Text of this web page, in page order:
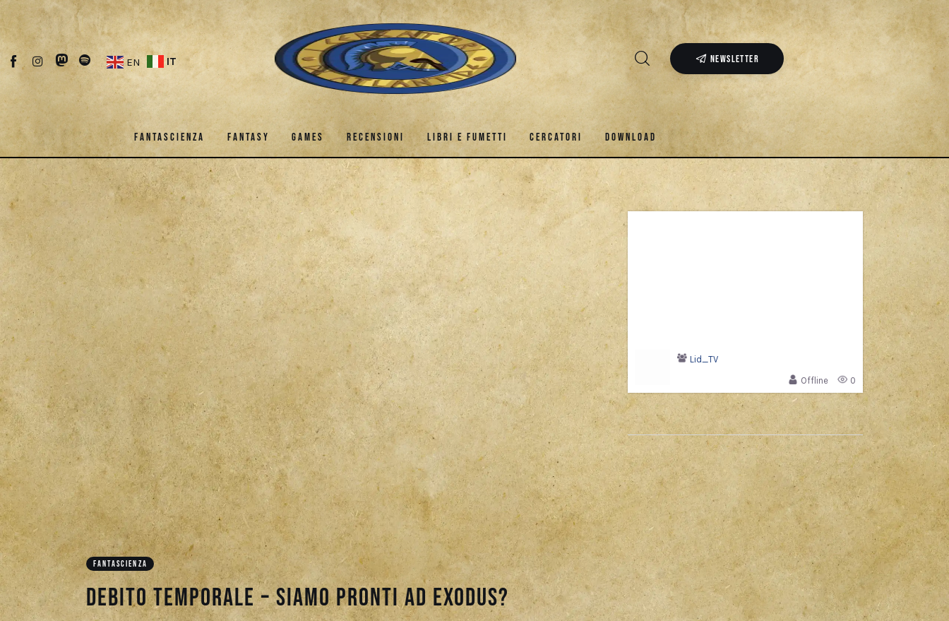
EN IT NEWSLETTER
FANTASCIENZA FANTASY GAMES RECENSIONI LIBRI E FUMETTI CERCATORI DOWNLOAD
FANTASCIENZA FANTASY GAMES RECENSIONI LIBRI E FUMETTI CERCATORI
DOWNLOAD
Fantascienza
Fantasy
Recensioni
Libri e fumetti
Cercatori
Download
FANTASCIENZA
Debito Temporale – Siamo pronti ad Exodus?
Lid_TV
Offline
0